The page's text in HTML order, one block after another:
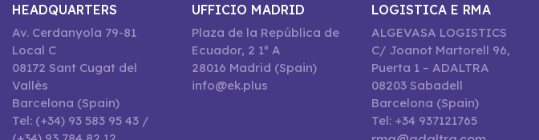
HEADQUARTERS
Av. Cerdanyola 79-81
Local C
08172 Sant Cugat del
Vallès
Barcelona (Spain)
Tel: (+34) 93 583 95 43 /
UFFICIO MADRID
Plaza de la República de
Ecuador, 2 1º A
28016 Madrid (Spain)
info@ek.plus
LOGISTICA E RMA
ALGEVASA LOGISTICS
C/ Joanot Martorell 96,
Puerta 1 – ADALTRA
08203 Sabadell
Barcelona (Spain)
Tel: +34 937121765